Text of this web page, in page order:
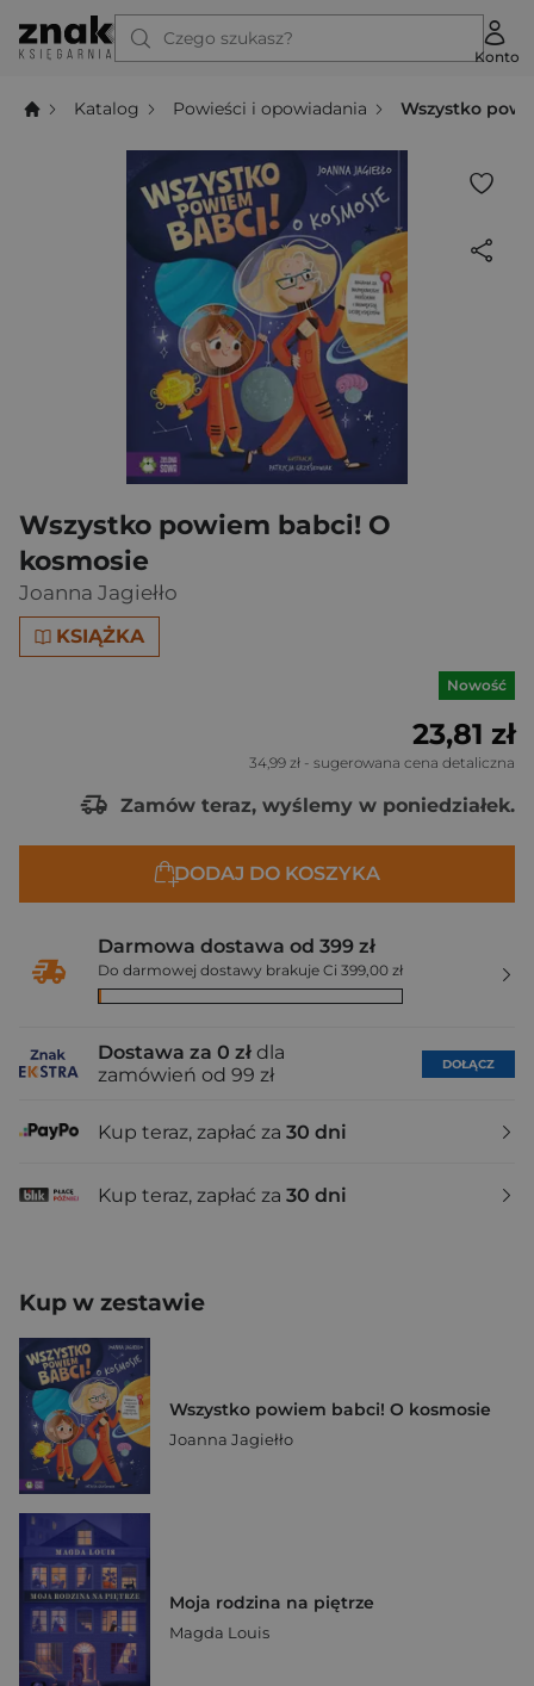
Czego szukasz?
Konto
Katalog Powieści i opowiadania Wszystko
Wszystko powiem babci! O
kosmosie
Joanna Jagiełło
KSIĄŻKA
Nowość
23,81 zł
34,99 zł - sugerowana cena detaliczna
Zamów teraz, wyślemy w poniedziałek.
DODAJ DO KOSZYKA
Darmowa dostawa od 399 zł
Do darmowej dostawy brakuje Ci 399,00 zł
Dostawa za 0 zł dla
zamówień od 99 zł
DOŁĄCZ
Kup teraz, zapłać za 30 dni
Kup teraz, zapłać za 30 dni
Kup w zestawie
Wszystko powiem babci! O kosmosie
Joanna Jagiełło
Moja rodzina na piętrze
Magda Louis